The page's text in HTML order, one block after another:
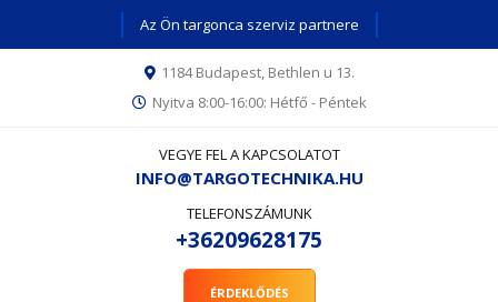
Az Ön targonca szerviz partnere
1184 Budapest, Bethlen u 13.
Nyitva 8:00-16:00: Hétfő - Péntek
VEGYE FEL A KAPCSOLATOT
INFO@TARGOTECHNIKA.HU
TELEFONSZÁMUNK
+36209628175
ÉRDEKLŐDÉS